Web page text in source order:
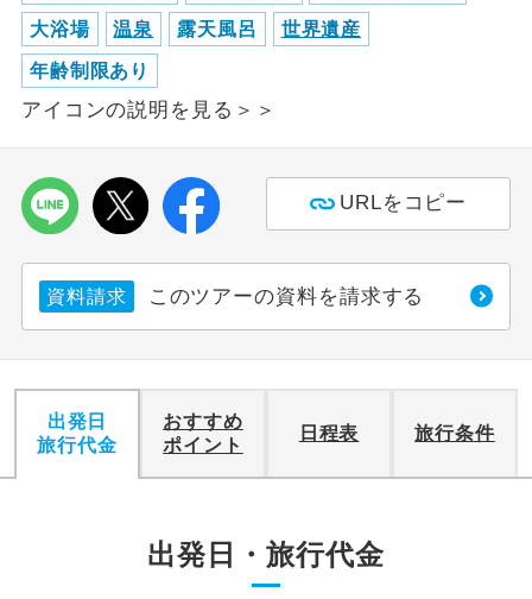
大浴場 温泉 露天風呂 世界遺産
年齢制限あり
アイコンの説明を見る＞＞
URLをコピー
資料請求 このツアーの資料を請求する
出発日
旅行代金
おすすめ
ポイント
日程表 旅行条件
出発日・旅行代金
女性限定
女性限定でご参加いただけるコースで
す。
年齢制限あり
です。
航空会社指定
画にとても便利です。
す。